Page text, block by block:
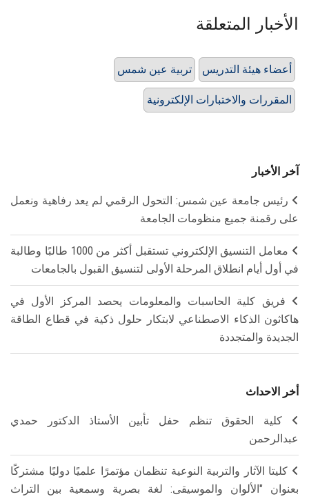
الأخبار المتعلقة
تربية عين شمس أعضاء هيئة التدريس
المقررات والاختبارات الإلكترونية
آخر الأخبار
رئيس جامعة عين شمس: التحول الرقمي لم يعد رفاهية ونعمل
على رقمنة جميع منظومات الجامعة
معامل التنسيق الإلكتروني تستقبل أكثر من 1000 طالبًا وطالبة
في أول أيام انطلاق المرحلة الأولى لتنسيق القبول بالجامعات
فريق كلية الحاسبات والمعلومات يحصد المركز الأول في
هاكاثون الذكاء الاصطناعي لابتكار حلول ذكية في قطاع الطاقة
الجديدة والمتجددة
أخر الاحداث
كلية الحقوق تنظم حفل تأبين الأستاذ الدكتور حمدي
عبدالرحمن
كليتا الآثار والتربية النوعية تنظمان مؤتمرًا علميًا دوليًا مشتركًا
بعنوان "الألوان والموسيقى: لغة بصرية وسمعية بين التراث